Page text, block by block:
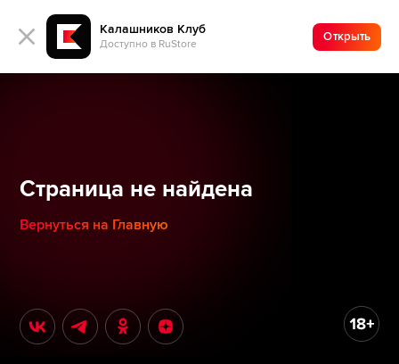
Калашников Клуб
Доступно в RuStore
Открыть
Страница не найдена
Вернуться на Главную